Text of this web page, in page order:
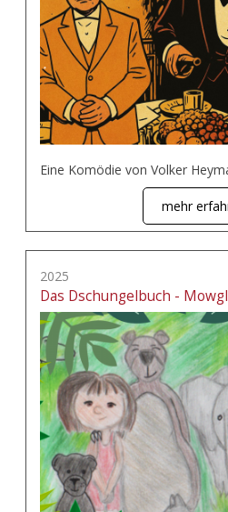
Eine Komödie von Volker
mehr
2025
Das Dschungelbuch -